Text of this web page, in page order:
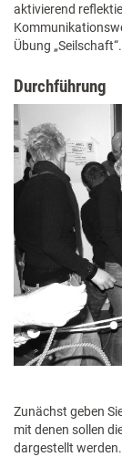
aktivierend
Übung „Seilschaft“.
Durchführung
Zunächst geben
mit denen sollen
dargestellt